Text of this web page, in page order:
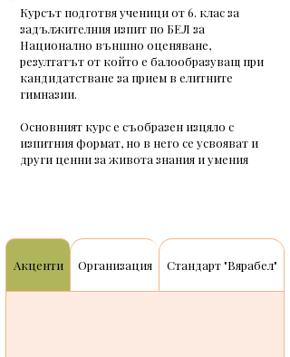
Курсът подготвя ученици от 6. клас за
задължителния изпит по БЕЛ за
Национално външно оценяване,
резултатът от който е балообразуващ при
кандидатстване за прием в елитните
гимназии.
Основният курс е съобразен изцяло с
изпитния формат, но в него се усвояват и
други ценни за живота знания и умения
Акценти Организация Стандарт "Вярабел"